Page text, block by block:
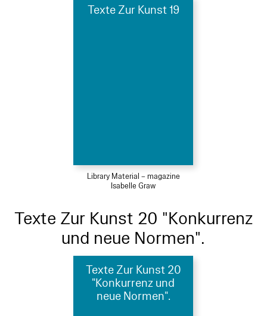
Texte Zur Kunst 19
Library Material – magazine
Isabelle Graw
Texte Zur Kunst 20 "Konkurrenz
und neue Normen".
Texte Zur Kunst 20
"Konkurrenz und
neue Normen".